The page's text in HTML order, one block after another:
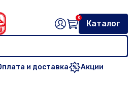
и доставка Акции
Каталог
0